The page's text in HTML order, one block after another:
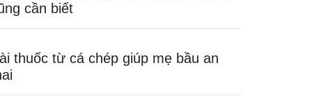
cần biết
thuốc từ cá chép giúp mẹ bầu an